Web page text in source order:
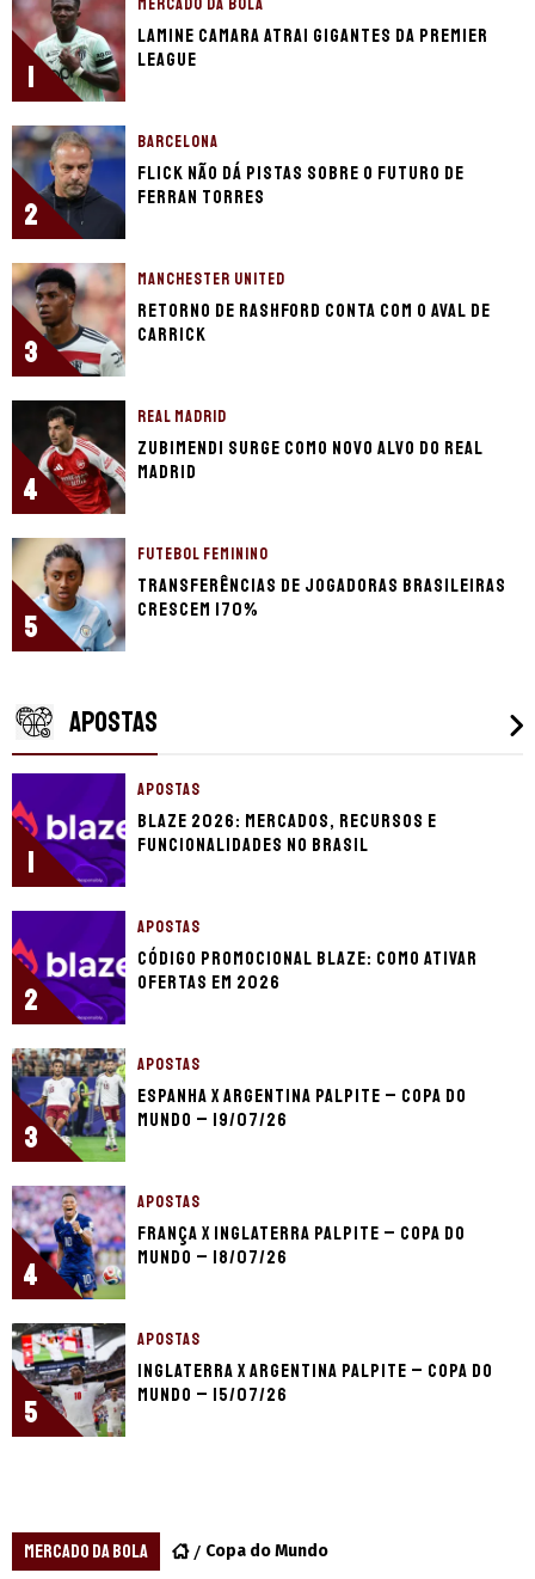
1
MERCADO DA BOLA
Lamine Camara atrai gigantes da Premier
League
2
BARCELONA
Flick não dá pistas sobre o futuro de
Ferran Torres
3
MANCHESTER UNITED
Retorno de Rashford conta com o aval de
Carrick
4
REAL MADRID
Zubimendi surge como novo alvo do Real
Madrid
5
FUTEBOL FEMININO
Transferências de jogadoras brasileiras
crescem 170%
APOSTAS
1
APOSTAS
Blaze 2026: mercados, recursos e
funcionalidades no Brasil
2
APOSTAS
Código promocional Blaze: como ativar
ofertas em 2026
3
APOSTAS
Espanha x Argentina palpite – Copa do
Mundo – 19/07/26
4
APOSTAS
França x Inglaterra palpite – Copa do
Mundo – 18/07/26
5
APOSTAS
Inglaterra x Argentina palpite – Copa do
Mundo – 15/07/26
MERCADO DA BOLA Copa do Mundo